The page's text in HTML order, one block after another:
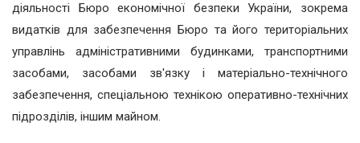
діяльності Бюро економічної безпеки України, зокрема
видатків для забезпечення Бюро та його територіальних
управлінь адміністративними будинками, транспортними
засобами, засобами зв'язку і матеріально-технічного
забезпечення, спеціальною технікою оперативно-технічних
підрозділів, іншим майном.